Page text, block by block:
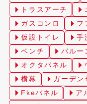
トラスアーチ
ガスコンロ
フ
仮設トイレ
手
ベンチ
バルー
オクタパネル
横幕
ガーデン
Fkeパネル
ア